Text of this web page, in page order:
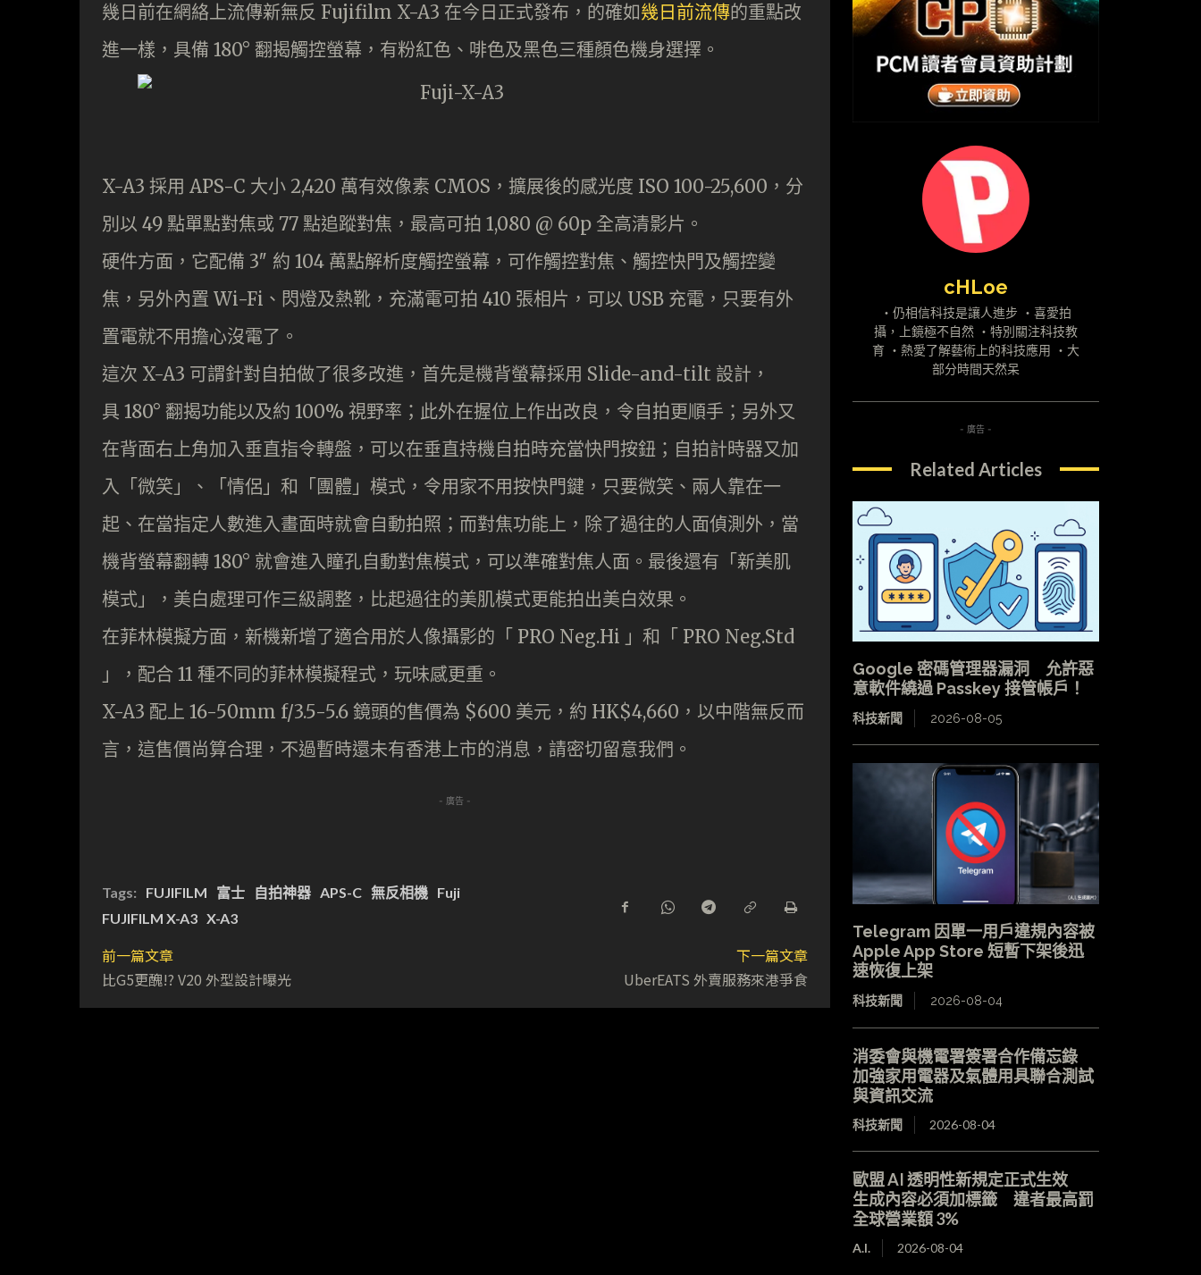
幾日前在網絡上流傳新無反 Fujifilm X-A3 在今日正式發布，的確如幾日前流傳的重點改
進一樣，具備 180° 翻揭觸控螢幕，有粉紅色、啡色及黑色三種顏色機身選擇。
X-A3 採用 APS-C 大小 2,420 萬有效像素 CMOS，擴展後的感光度 ISO 100-25,600，分
別以 49 點單點對焦或 77 點追蹤對焦，最高可拍 1,080 @ 60p 全高清影片。
硬件方面，它配備 3″ 約 104 萬點解析度觸控螢幕，可作觸控對焦、觸控快門及觸控變
焦，另外內置 Wi-Fi、閃燈及熱靴，充滿電可拍 410 張相片，可以 USB 充電，只要有外
置電就不用擔心沒電了。
這次 X-A3 可謂針對自拍做了很多改進，首先是機背螢幕採用 Slide-and-tilt 設計，
具 180° 翻揭功能以及約 100% 視野率；此外在握位上作出改良，令自拍更順手；另外又
在背面右上角加入垂直指令轉盤，可以在垂直持機自拍時充當快門按鈕；自拍計時器又加
入「微笑」、「情侶」和「團體」模式，令用家不用按快門鍵，只要微笑、兩人靠在一
起、在當指定人數進入畫面時就會自動拍照；而對焦功能上，除了過往的人面偵測外，當
機背螢幕翻轉 180° 就會進入瞳孔自動對焦模式，可以準確對焦人面。最後還有「新美肌
模式」，美白處理可作三級調整，比起過往的美肌模式更能拍出美白效果。
在菲林模擬方面，新機新增了適合用於人像攝影的「 PRO Neg.Hi 」和「 PRO Neg.Std
」，配合 11 種不同的菲林模擬程式，玩味感更重。
X-A3 配上 16-50mm f/3.5-5.6 鏡頭的售價為 $600 美元，約 HK$4,660，以中階無反而
言，這售價尚算合理，不過暫時還未有香港上市的消息，請密切留意我們。
- 廣告 -
Tags: FUJIFILM 富士 自拍神器 APS-C 無反相機 Fuji
FUJIFILM X-A3 X-A3
前一篇文章
比G5更醜!? V20 外型設計曝光
下一篇文章
UberEATS 外賣服務來港爭食
cHLoe
・仍相信科技是讓人進步 ・喜愛拍
攝，上鏡極不自然 ・特別關注科技教
育 ・熱愛了解藝術上的科技應用 ・大
部分時間天然呆
- 廣告 -
Related Articles
Google 密碼管理器漏洞 允許惡
意軟件繞過 Passkey 接管帳戶！
科技新聞 2026-08-05
Telegram 因單一用戶違規內容被
Apple App Store 短暫下架後迅
速恢復上架
科技新聞 2026-08-04
消委會與機電署簽署合作備忘錄
加強家用電器及氣體用具聯合測試
與資訊交流
科技新聞 2026-08-04
歐盟 AI 透明性新規定正式生效
生成內容必須加標籤 違者最高罰
全球營業額 3%
A.I. 2026-08-04